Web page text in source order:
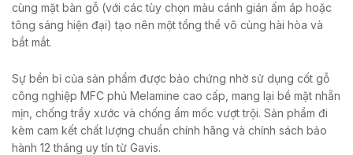
cùng mặt bàn gỗ (với các tùy chọn màu cánh gián ấm áp hoặc
tông sáng hiện đại) tạo nên một tổng thể vô cùng hài hòa và
bắt mắt.
Sự bền bỉ của sản phẩm được bảo chứng nhờ sử dụng cốt gỗ
công nghiệp MFC phủ Melamine cao cấp, mang lại bề mặt nhẵn
mịn, chống trầy xước và chống ẩm mốc vượt trội. Sản phẩm đi
kèm cam kết chất lượng chuẩn chính hãng và chính sách bảo
hành 12 tháng uy tín từ Gavis.